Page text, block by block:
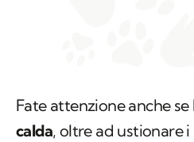
Fate attenzione anche se
calda, oltre ad ustionare